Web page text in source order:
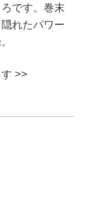
です。巻末
れたパワー
>>